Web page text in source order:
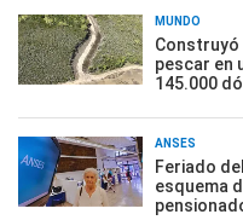
MUNDO
Construyó
pescar en
145.000
ANSES
Feriado
esquema